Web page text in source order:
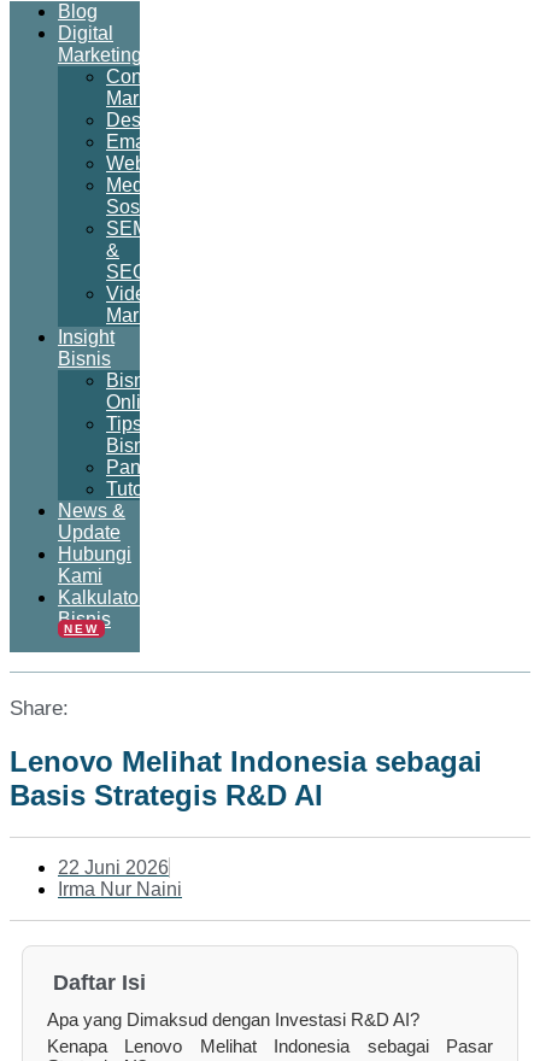
Blog
Digital
Marketing
Content
Marketing
Desain
Email
Website
Media
Sosial
SEM
&
SEO
Video
Marketing
Insight
Bisnis
Bisnis
Online
Tips
Bisnis
Panduan
Tutorial
News &
Update
Hubungi
Kami
Kalkulator
Bisnis
NEW
Share:
Lenovo Melihat Indonesia sebagai
Basis Strategis R&D AI
22 Juni 2026
Irma Nur Naini
Daftar Isi
Apa yang Dimaksud dengan Investasi R&D AI?
Kenapa Lenovo Melihat Indonesia sebagai Pasar